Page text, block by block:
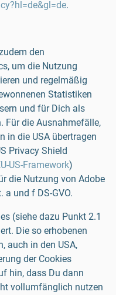
.
den
um die Nutzung
und regelmäßig
Statistiken
und für Dich als
Für die Ausnahmefälle,
in die USA übertragen
Privacy Shield
US-Framework)
die Nutzung von Adobe
a und f DS-GVO.
(siehe dazu Punkt 2.1
Die so erhobenen
auch in den USA,
der Cookies
hin, dass Du dann
vollumfänglich nutzen